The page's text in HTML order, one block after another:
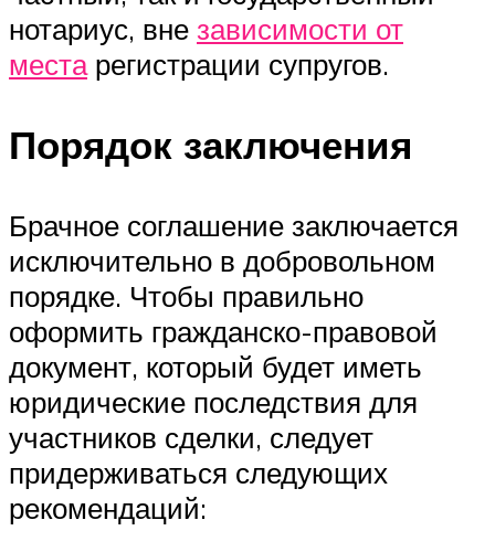
нотариус, вне зависимости от
местарегистрации супругов.
Порядок заключения
Брачное соглашение заключается
исключительно в добровольном
порядке. Чтобы правильно
оформить гражданско-правовой
документ, который будет иметь
юридические последствия для
участников сделки, следует
придерживаться следующих
рекомендаций: